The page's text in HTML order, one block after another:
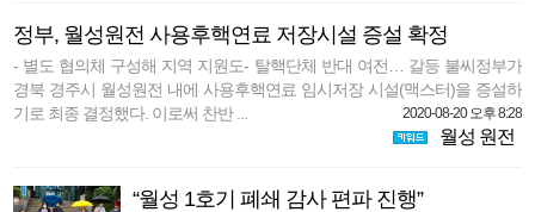
정부, 월성원전 사용후핵연료 저장시설 증설 확정
- 별도 협의체 구성해 지역 지원도- 탈핵단체 반대 여전… 갈등 불씨정부가
경북 경주시 월성원전 내에 사용후핵연료 임시저장 시설(맥스터)을 증설하
기로 최종 결정했다. 이로써 찬반 ...
2020-08-20 오후 8:28
월성 원전
“월성 1호기 폐쇄 감사 편파 진행”